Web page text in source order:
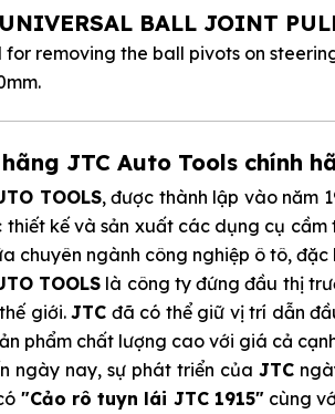
BALL JOINT
for removing the ball pivots on
JTC Auto Tools chính
TOOLS, được thành lập vào năm
thiết kế và sản xuất các dụng cụ
chuyên ngành công nghiệp ô tô,
TOOLSlà công ty đứng đầu thị
giới. JTC đã có thể giữ vị trí dẫn
phẩm chất lượng cao với giá cả
ngày nay, sự phát triển của JTC
"Cảo rô tuyn lái JTC 1915"cùng